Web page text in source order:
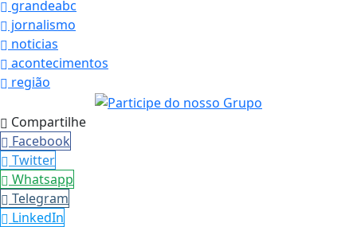
grandeabc
jornalismo
noticias
acontecimentos
região
Compartilhe
Facebook
Twitter
Whatsapp
Telegram
LinkedIn